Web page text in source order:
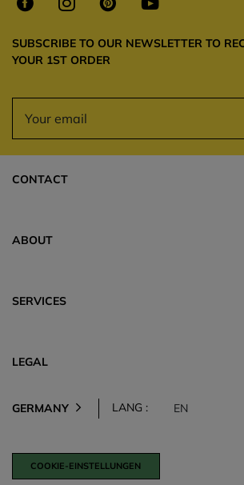
SUBSCRIBE TO OUR NEWSLETTER TO
YOUR 1ST ORDER
CONTACT
ABOUT
SERVICES
LEGAL
GERMANY LANG : EN
COOKIE-EINSTELLUNGEN